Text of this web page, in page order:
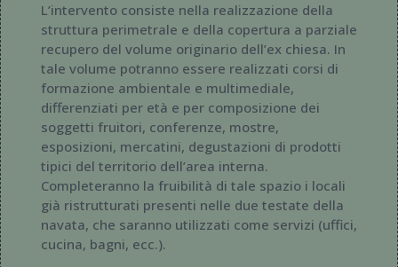
L’intervento consiste nella realizzazione della
struttura perimetrale e della copertura a parziale
recupero del volume originario dell’ex chiesa. In
tale volume potranno essere realizzati corsi di
formazione ambientale e multimediale,
differenziati per età e per composizione dei
soggetti fruitori, conferenze, mostre,
esposizioni, mercatini, degustazioni di prodotti
tipici del territorio dell’area interna.
Completeranno la fruibilità di tale spazio i locali
già ristrutturati presenti nelle due testate della
navata, che saranno utilizzati come servizi (uffici,
cucina, bagni, ecc.).